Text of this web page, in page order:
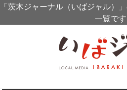
「茨木ジャーナル（いばジャル）
一覧です